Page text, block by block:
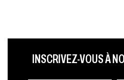
LAST
INSCRIVEZ-VOUS À